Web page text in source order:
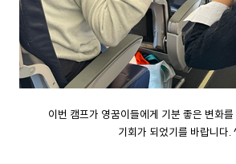
이번 캠프가 영꿈이들에게 기분 좋은 변화
기회가 되었기를 바랍니다.